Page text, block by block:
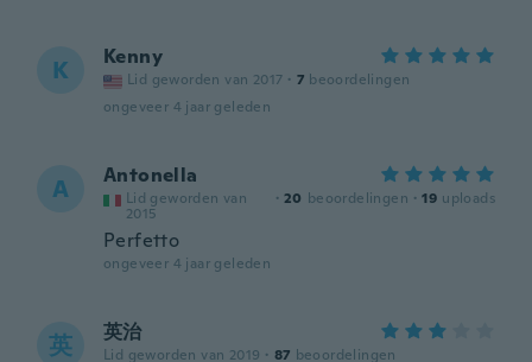
K Kenny
Lid geworden van 2017 · 7 beoordelingen
ongeveer 4 jaar geleden
A Antonella
Lid geworden van
2015
· 20 beoordelingen · 19 uploads
Perfetto
ongeveer 4 jaar geleden
英 英治
Lid geworden van 2019 · 87 beoordelingen